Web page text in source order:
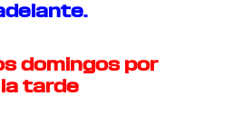
domingos por
la tarde